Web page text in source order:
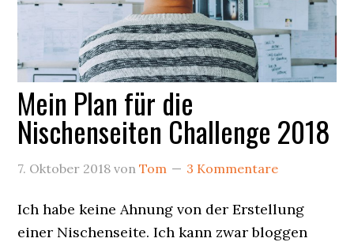
Mein Plan für die
Nischenseiten Challenge 2018
7. Oktober 2018 vonTom 3 Kommentare
Ich habe keine Ahnung von der Erstellung
einer Nischenseite. Ich kann zwar bloggen